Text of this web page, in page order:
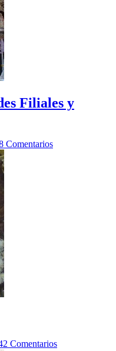
Filiales y
Comentarios
Comentarios